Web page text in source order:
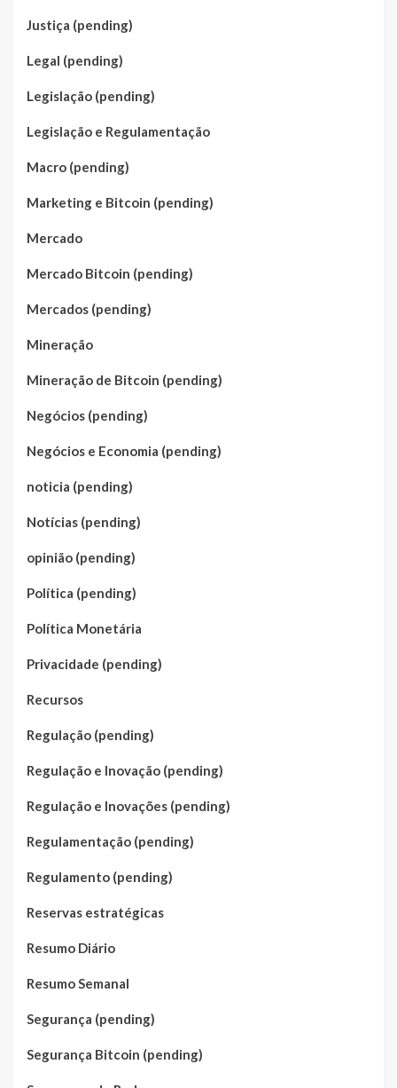
Justiça (pending)
Legal (pending)
Legislação (pending)
Legislação e Regulamentação
Macro (pending)
Marketing e Bitcoin (pending)
Mercado
Mercado Bitcoin (pending)
Mercados (pending)
Mineração
Mineração de Bitcoin (pending)
Negócios (pending)
Negócios e Economia (pending)
noticia (pending)
Notícias (pending)
opinião (pending)
Política (pending)
Política Monetária
Privacidade (pending)
Recursos
Regulação (pending)
Regulação e Inovação (pending)
Regulação e Inovações (pending)
Regulamentação (pending)
Regulamento (pending)
Reservas estratégicas
Resumo Diário
Resumo Semanal
Segurança (pending)
Segurança Bitcoin (pending)